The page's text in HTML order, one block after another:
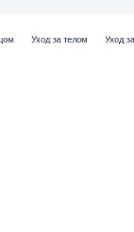
Уход за телом Уход за волосами